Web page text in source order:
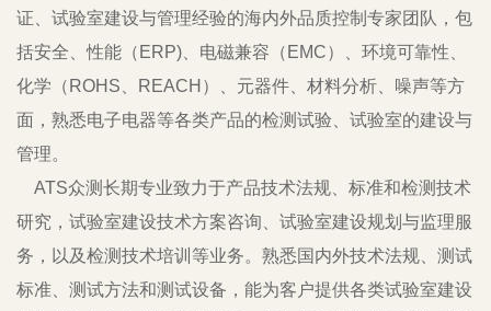
证、试验室建设与管理经验的海内外品质控制专家团队，包
括安全、性能（ERP)、电磁兼容（EMC）、环境可靠性、
化学（ROHS、REACH）、元器件、材料分析、噪声等方
面，熟悉电子电器等各类产品的检测试验、试验室的建设与
管理。
ATS众测长期专业致力于产品技术法规、标准和检测技术
研究，试验室建设技术方案咨询、试验室建设规划与监理服
务，以及检测技术培训等业务。熟悉国内外技术法规、测试
标准、测试方法和测试设备，能为客户提供各类试验室建设